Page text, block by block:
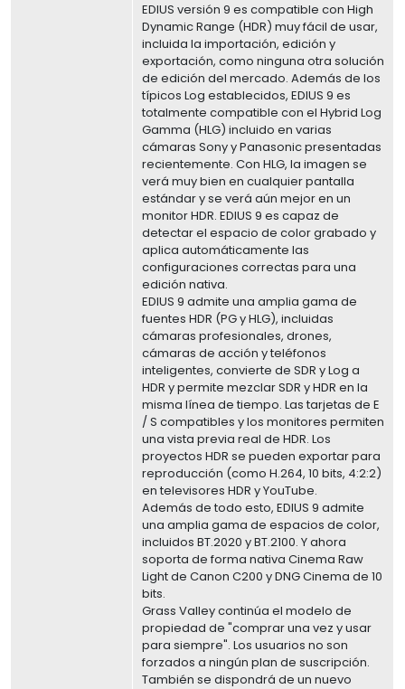
EDIUS versión 9 es compatible con High
Dynamic Range (HDR) muy fácil de usar,
incluida la importación, edición y
exportación, como ninguna otra solución
de edición del mercado. Además de los
típicos Log establecidos, EDIUS 9 es
totalmente compatible con el Hybrid Log
Gamma (HLG) incluido en varias
cámaras Sony y Panasonic presentadas
recientemente. Con HLG, la imagen se
verá muy bien en cualquier pantalla
estándar y se verá aún mejor en un
monitor HDR. EDIUS 9 es capaz de
detectar el espacio de color grabado y
aplica automáticamente las
configuraciones correctas para una
edición nativa.
EDIUS 9 admite una amplia gama de
fuentes HDR (PG y HLG), incluidas
cámaras profesionales, drones,
cámaras de acción y teléfonos
inteligentes, convierte de SDR y Log a
HDR y permite mezclar SDR y HDR en la
misma línea de tiempo. Las tarjetas de E
/ S compatibles y los monitores permiten
una vista previa real de HDR. Los
proyectos HDR se pueden exportar para
reproducción (como H.264, 10 bits, 4:2:2)
en televisores HDR y YouTube.
Además de todo esto, EDIUS 9 admite
una amplia gama de espacios de color,
incluidos BT.2020 y BT.2100. Y ahora
soporta de forma nativa Cinema Raw
Light de Canon C200 y DNG Cinema de 10
bits.
Grass Valley continúa el modelo de
propiedad de "comprar una vez y usar
para siempre". Los usuarios no son
forzados a ningún plan de suscripción.
También se dispondrá de un nuevo